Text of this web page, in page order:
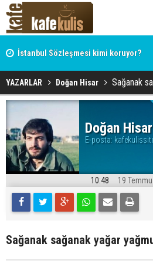
İstanbul Sözleşmesi kimi koruyor?
YAZARLAR Doğan Hisar Sağanak
Doğan Hisar
E-posta:
10:48 19
Sağanak sağanak yağar